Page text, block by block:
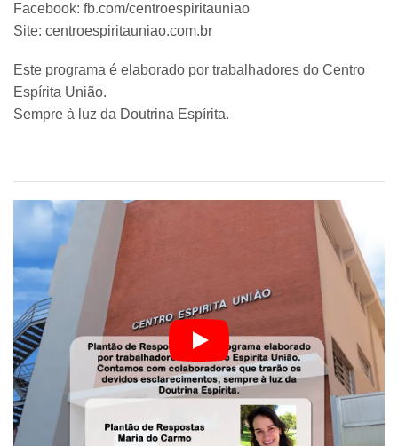
Facebook: fb.com/centroespiritauniao
Site: centroespiritauniao.com.br
Este programa é elaborado por trabalhadores do Centro
Espírita União.
Sempre à luz da Doutrina Espírita.